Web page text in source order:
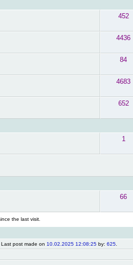
452
4436
84
4683
652
1
66
the last visit.
post made on 10.02.2025 12:08:25 by: 625